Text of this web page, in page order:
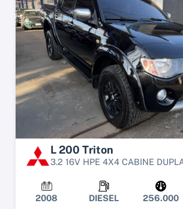
L 200 Triton
3.2 16V HPE 4X4 CABINE
2008 DIESEL 256.000